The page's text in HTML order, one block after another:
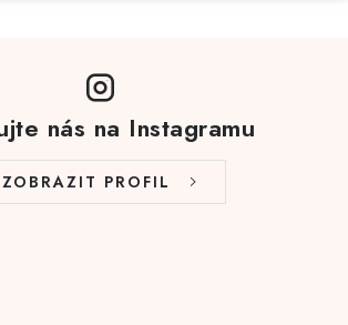
nás na Instagramu
ZOBRAZIT PROFIL